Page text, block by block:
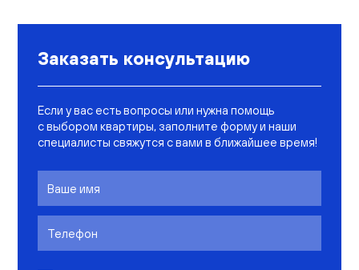
Заказать консультацию
Если у вас есть вопросы или нужна помощь
с выбором квартиры, заполните форму и наши
специалисты свяжутся с вами в ближайшее время!